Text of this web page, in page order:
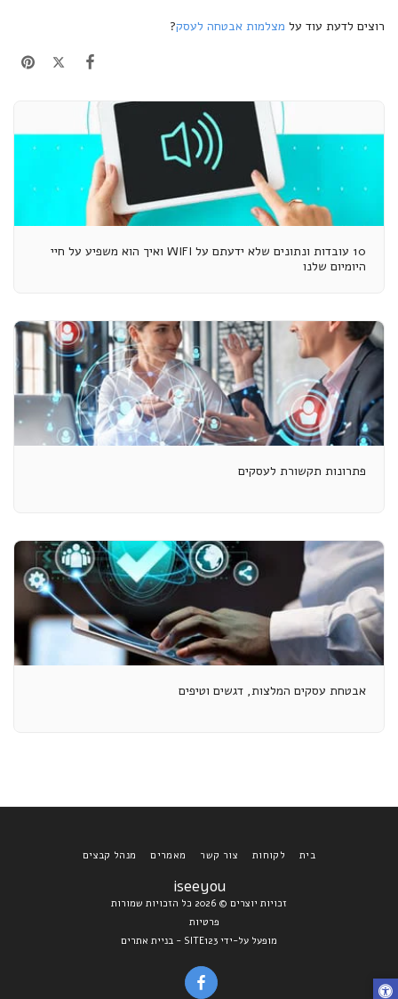
רוצים לדעת עוד על מצלמות אבטחה לעסק?
10 עובדות ונתונים שלא ידעתם על WIFI ואיך הוא משפיע על חיי
היומיום שלנו
פתרונות תקשורת לעסקים
אבטחת עסקים המלצות, דגשים וטיפים
iseeyou
זכויות יוצרים © 2026 כל הזכויות שמורות
פרטיות
מופעל על-ידי SITE123
- בניית אתרים
בית לקוחות צור קשר מאמרים מנהל קבצים